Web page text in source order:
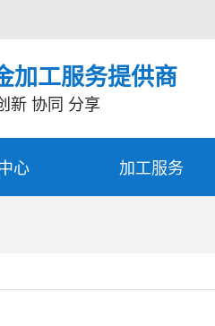
加工服务提供商
新 协同 分享
心 加工服务